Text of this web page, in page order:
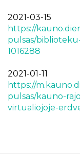
2021-03-15
https://
pulsas/
1016288
2021-01-11
https://
pulsas/kauno-
virtualiojoje-